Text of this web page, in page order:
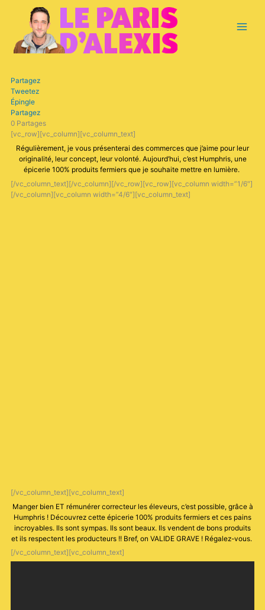
Menu
Partagez
Tweetez
Épingle
Partagez
0 Partages
[vc_row][vc_column][vc_column_text]
Régulièrement, je vous présenterai des commerces que j’aime pour leur
originalité, leur concept, leur volonté. Aujourd’hui, c’est Humphris, une
épicerie 100% produits fermiers que je souhaite mettre en lumière.
[/vc_column_text][/vc_column][/vc_row][vc_row][vc_column width=”1/6″]
[/vc_column][vc_column width=”4/6″][vc_column_text]
[/vc_column_text][vc_column_text]
Manger bien ET rémunérer correcteur les éleveurs, c’est possible, grâce à
Humphris ! Découvrez cette épicerie 100% produits fermiers et ces pains
incroyables. Ils sont sympas. Ils sont beaux. Ils vendent de bons produits
et ils respectent les producteurs !! Bref, on VALIDE GRAVE ! Régalez-vous.
[/vc_column_text][vc_column_text]